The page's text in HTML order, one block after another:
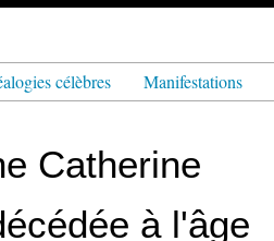
célèbres Manifestations
Catherine
à l'âge